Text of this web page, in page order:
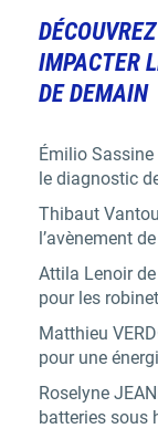
IMPACTER
DE DEMAIN
Émilio
le diagnostic
Thibaut
l’avènement
Attila Lenoir de
pour les
Matthieu
pour une
Roselyne
batteries sous